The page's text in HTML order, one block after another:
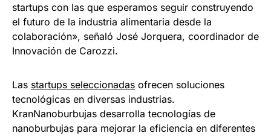
startups con las que esperamos seguir construyendo
el futuro de la industria alimentaria desde la
colaboración», señaló José Jorquera, coordinador de
Innovación de Carozzi.
Las startups seleccionadas ofrecen soluciones
tecnológicas en diversas industrias.
KranNanoburbujas desarrolla tecnologías de
nanoburbujas para mejorar la eficiencia en diferentes